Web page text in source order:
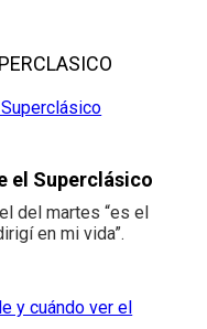
el Superclásico
del martes “es el
en mi vida”.